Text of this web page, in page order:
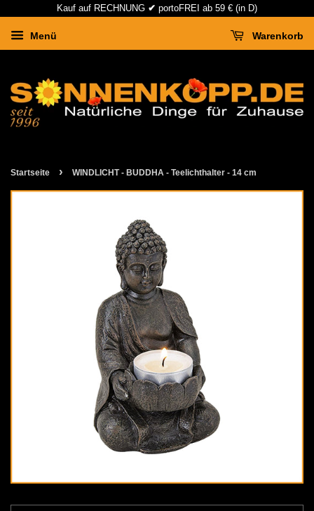
Kauf auf RECHNUNG ✔ portoFREI ab 59 € (in D)
Menü Warenkorb
Startseite › WINDLICHT - BUDDHA - Teelichthalter - 14 cm